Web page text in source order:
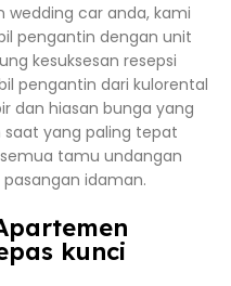
car anda, kami
pengantin dengan unit
kesuksesan resepsi
pengantin dari kulorental
dan hiasan bunga yang
saat yang paling tepat
tamu undangan
idaman.
kunci